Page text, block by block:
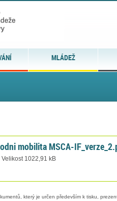
MLÁDEŽ
mobilita MSCA-
1022,91 kB
který je určen především k tisku,